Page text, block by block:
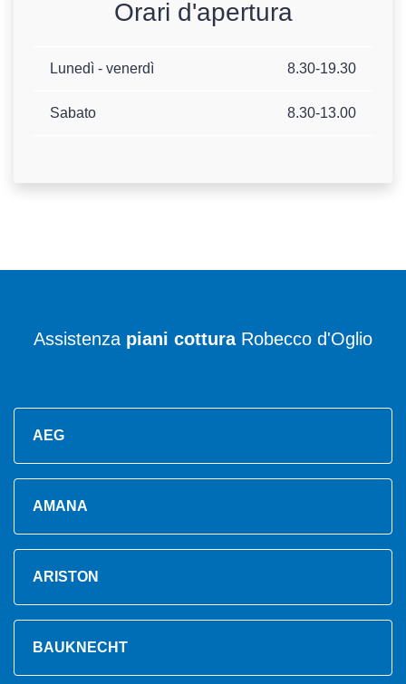
Orari d'apertura
Lunedì - venerdì 8.30-19.30
Sabato 8.30-13.00
Assistenza piani cotturaRobecco d'Oglio
AEG
AMANA
ARISTON
BAUKNECHT